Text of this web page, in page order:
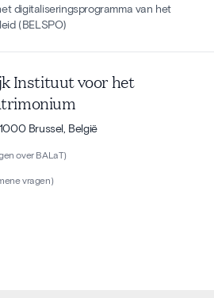
digitaliseringsprogramma van het
(BELSPO)
Instituut voor het
Brussel, België
over BALaT)
vragen)